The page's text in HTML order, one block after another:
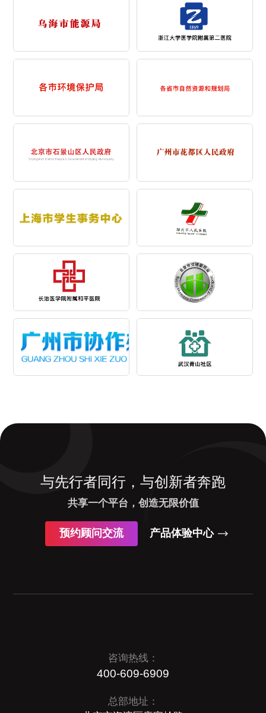
与先行者同行，与创新者奔跑
共享一个平台，创造无限价值
预约顾问交流 产品体验中心
咨询热线：
400-609-6909
总部地址：